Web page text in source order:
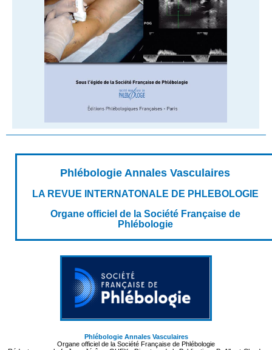
Phlébologie Annales Vasculaires
LA REVUE INTERNATONALE DE PHLEBOLOGIE
Organe officiel de la Société Française de
Phlébologie
Phlébologie Annales Vasculaires
Organe officiel de la Société Française de Phlébologie